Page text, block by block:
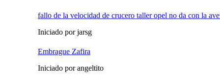
fallo de la velocidad de crucero taller opel no da con la
Iniciado por jarsg
Embrague Zafira
Iniciado por angeltito